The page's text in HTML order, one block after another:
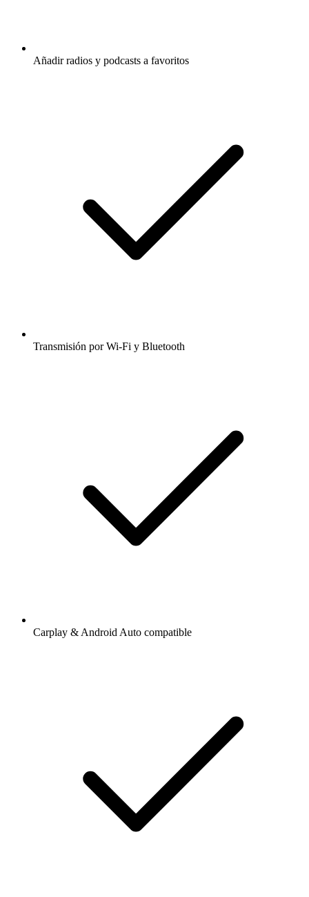
Añadir radios y podcasts a favoritos
Transmisión por Wi-Fi y Bluetooth
Carplay & Android Auto compatible